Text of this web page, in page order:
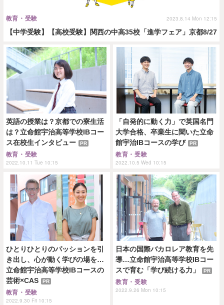
【中学受験】【高校受験】関西の中高35校「進学フェア」京都8/27
教育・受験 2023.8.14 Mon 12:15
英語の授業は？京都での寮生活
は？立命館宇治高等学校IBコー
ス在校生インタビュー
PR
教育・受験
2022.10.11 Tue 10:15
「自発的に動く力」で英国名門
大学合格、卒業生に聞いた立命
館宇治IBコースの学び
PR
教育・受験
2022.10.5 Wed 10:15
ひとりひとりのパッションを引
き出し、心が動く学びの場を…
立命館宇治高等学校IBコースの
芸術×CAS
PR
教育・受験
2022.9.30 Fri 10:15
日本の国際バカロレア教育を先
導…立命館宇治高等学校IBコー
スで育む「学び続ける力」
PR
教育・受験
2022.9.26 Mon 10:15